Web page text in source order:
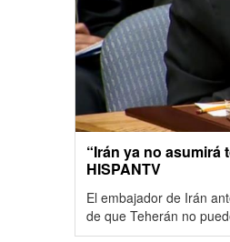
“Irán ya no asumirá
HISPANTV
El embajador de Irán
de que Teherán no